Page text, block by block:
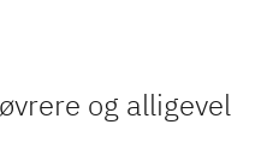
til 6 personerog alligevel